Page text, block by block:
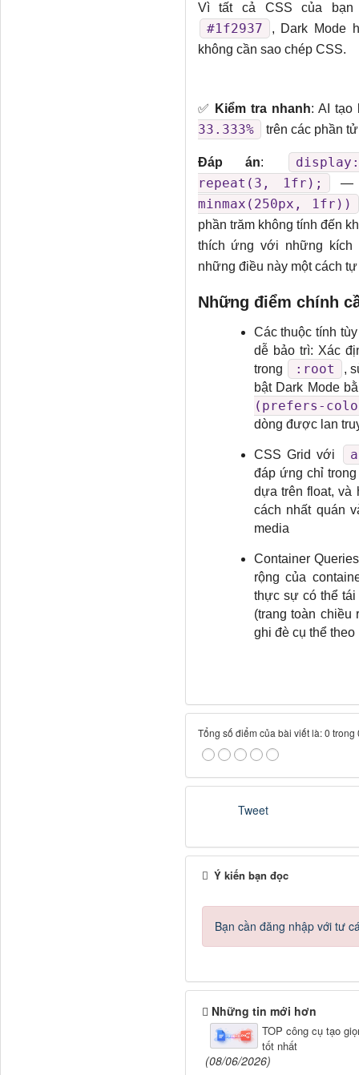
Vì tất cả CSS của
#1f2937
, Dark Mode
không cần sao chép CSS.
✅ Kiểm tra nhanh: AI tạo
33.333% trên các phần
Đáp án:
repeat(3, 1fr);
—
minmax(250px, 1fr))
phần trăm không tính đến
thích ứng với những kích
những điều này một cách
Những điểm chính
Các thuộc tính
dễ bảo trì: Xác
trong
:root
,
bật Dark Mode
(prefers-
dòng được lan
CSS Grid với
đáp ứng chỉ
dựa trên float, và
cách nhất quán
media
Container
rộng của
thực sự có thể
(trang toàn chiều
ghi đè cụ thể theo
Tổng số điểm của bài viết là: 0 trong
Tweet
Ý kiến bạn đọc
Bạn cần đăng nhập với tư
Những tin mới hơn
TOP công cụ tạo
tốt nhất
(08/06/2026)